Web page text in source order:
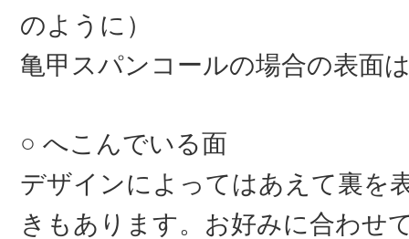
のように）
亀甲スパンコールの場合の表面
へこんでいる面
デザインによってはあえて裏を
きもあります。お好みに合わせ